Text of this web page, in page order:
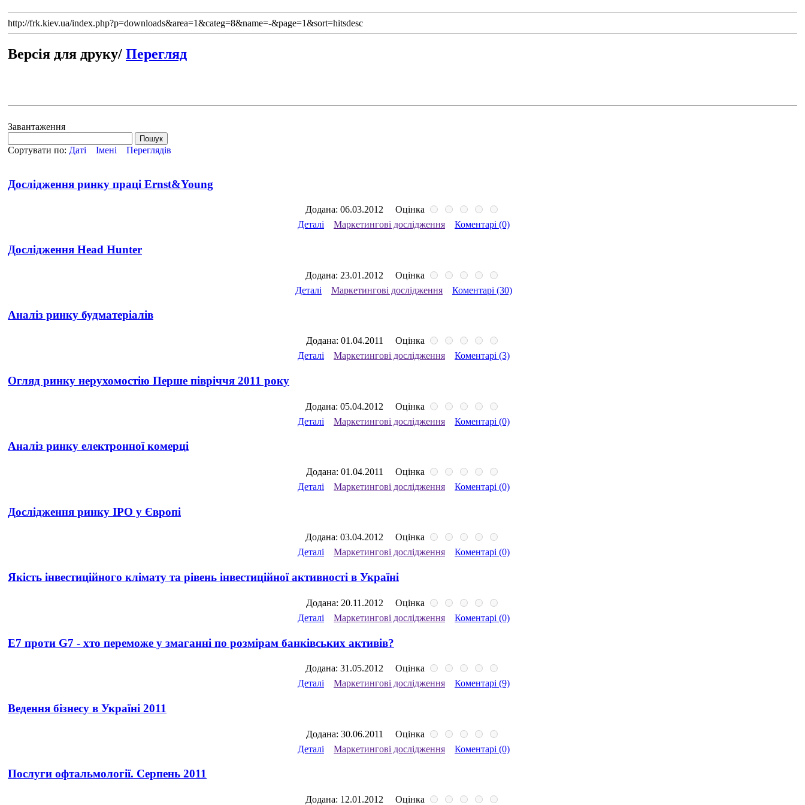
http://frk.kiev.ua/index.php?p=downloads&area=1&categ=8&name=-&page=1&sort=hitsdesc
Версія для друку/ Перегляд
Завантаження
Сортувати по: Даті Імені Переглядів
Дослідження ринку праці Ernst&Young
Додана: 06.03.2012
Оцінка
Деталі
Маркетингові дослідження Коментарі (0)
Дослідження Head Hunter
Додана: 23.01.2012
Оцінка
Деталі
Маркетингові дослідження Коментарі (30)
Аналіз ринку будматеріалів
Додана: 01.04.2011
Оцінка
Деталі
Маркетингові дослідження Коментарі (3)
Огляд ринку нерухомостію Перше півріччя 2011 року
Додана: 05.04.2012
Оцінка
Деталі
Маркетингові дослідження Коментарі (0)
Аналіз ринку електронної комерці
Додана: 01.04.2011
Оцінка
Деталі
Маркетингові дослідження Коментарі (0)
Дослідження ринку IPO у Європі
Додана: 03.04.2012
Оцінка
Деталі
Маркетингові дослідження Коментарі (0)
Якість інвестиційного клімату та рівень інвестиційної активності в Україні
Додана: 20.11.2012
Оцінка
Деталі
Маркетингові дослідження Коментарі (0)
E7 проти G7 - хто переможе у змаганні по розмірам банківських активів?
Додана: 31.05.2012
Оцінка
Деталі
Маркетингові дослідження Коментарі (9)
Ведення бізнесу в Україні 2011
Додана: 30.06.2011
Оцінка
Деталі
Маркетингові дослідження Коментарі (0)
Послуги офтальмології. Серпень 2011
Додана: 12.01.2012
Оцінка